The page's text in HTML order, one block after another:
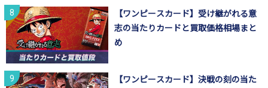
【ワンピースカード】受け継がれる意
志の当たりカードと買取価格相場まと
め
【ワンピースカード】決戦の刻の当た